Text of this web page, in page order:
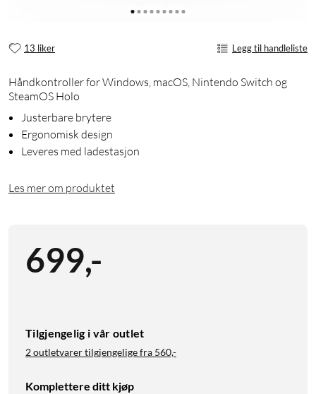
13 liker Legg til handleliste
Håndkontroller for Windows, macOS, Nintendo Switch og
SteamOS Holo
Justerbare brytere
Ergonomisk design
Leveres med ladestasjon
Les mer om produktet
699,-
Tilgjengelig i vår outlet
2 outletvarer tilgjengelige fra 560,-
Komplettere ditt kjøp